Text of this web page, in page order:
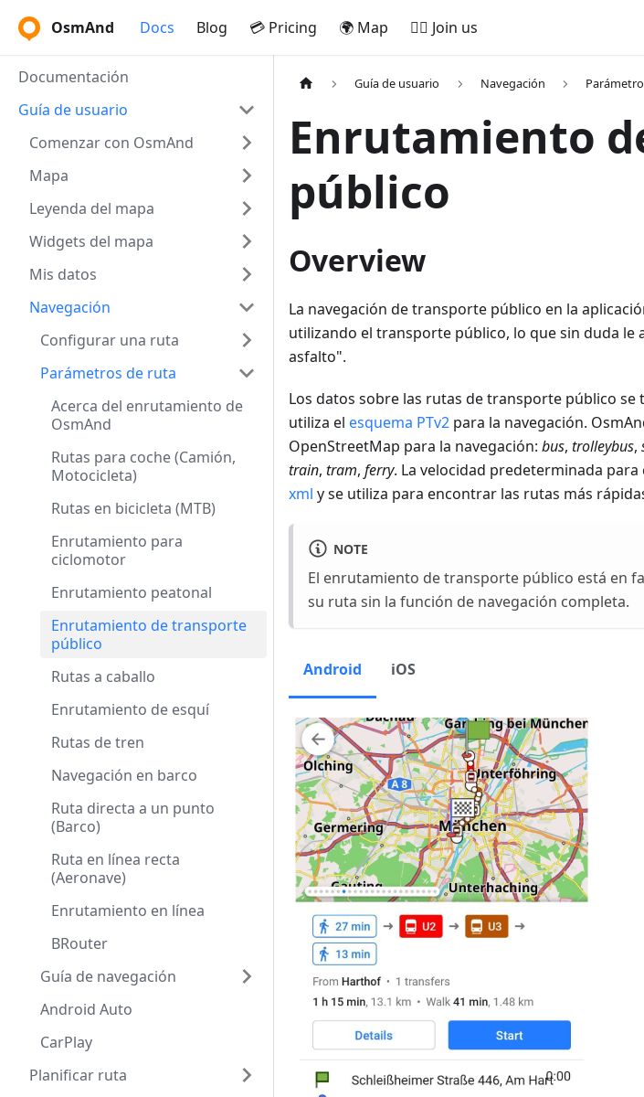
OsmAnd Docs Blog 💳 Pricing 🌍 Map 🚵‍♂️ Join us
Documentación
Guía de usuario
Comenzar con OsmAnd
Mapa
Leyenda del mapa
Widgets del mapa
Mis datos
Navegación
Configurar una ruta
Parámetros de ruta
Acerca del enrutamiento de
OsmAnd
Rutas para coche (Camión,
Motocicleta)
Rutas en bicicleta (MTB)
Enrutamiento para
ciclomotor
Enrutamiento peatonal
Enrutamiento de transporte
público
Rutas a caballo
Enrutamiento de esquí
Rutas de tren
Navegación en barco
Ruta directa a un punto
(Barco)
Ruta en línea recta
(Aeronave)
Enrutamiento en línea
BRouter
Guía de navegación
Android Auto
CarPlay
Planificar ruta
Guía de usuario Navegación
Enrutamiento
público
Overview
La navegación de transporte público en la
utilizando el transporte público, lo que sin duda
asfalto".
Los datos sobre las rutas de transporte público se
utiliza el esquema PTv2 para la navegación.
OpenStreetMap para la navegación: bus, trolleybus,
train, tram, ferry. La velocidad predeterminada
xml y se utiliza para encontrar las rutas más
NOTE
El enrutamiento de transporte público está en
su ruta sin la función de navegación completa.
Android iOS